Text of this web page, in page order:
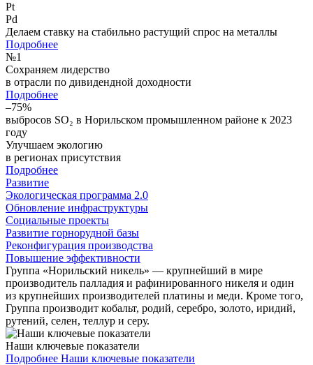
Pt
Pd
Делаем ставку на стабильно растущий спрос на металлы
Подробнее
№1
Сохраняем лидерство
в отрасли по дивидендной доходности
Подробнее
–75%
выбросов SO₂ в Норильском промышленном районе к 2023
году
Улучшаем экологию
в регионах присутствия
Подробнее
Развитие
Экологическая программа 2.0
Обновление инфраструктуры
Социальные проекты
Развитие горнорудной базы
Реконфигурация производства
Повышение эффективности
Группа «Норильский никель» — крупнейший в мире
производитель палладия и рафинированного никеля и один
из крупнейших производителей платины и меди. Кроме того,
Группа производит кобальт, родий, серебро, золото, иридий,
рутений, селен, теллур и серу.
Наши ключевые показатели
Подробнее Наши ключевые показатели